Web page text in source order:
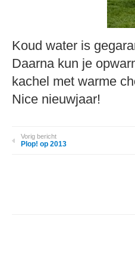
Koud water is
Daarna kun je
kachel met warme
Nice nieuwjaar!
Vorig bericht
Plop! op 2013